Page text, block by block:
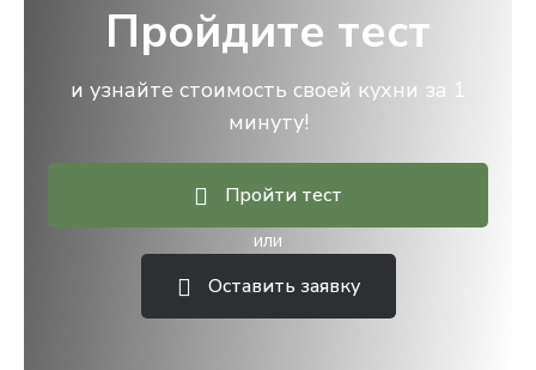
Пройдите тест
и узнайте стоимость своей кухни за 1
минуту!
Пройти тест
или
Оставить заявку